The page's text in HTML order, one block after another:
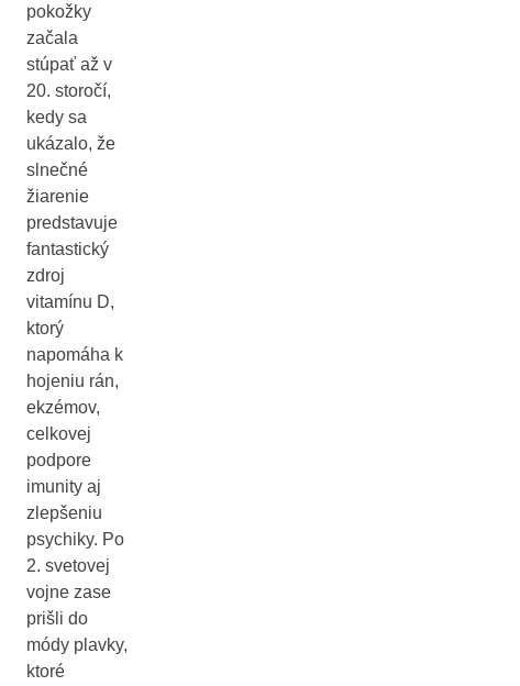
pokožky
začala
stúpať až v
20. storočí,
kedy sa
ukázalo, že
slnečné
žiarenie
predstavuje
fantastický
zdroj
vitamínu D,
ktorý
napomáha k
hojeniu rán,
ekzémov,
celkovej
podpore
imunity aj
zlepšeniu
psychiky. Po
2. svetovej
vojne zase
prišli do
módy plavky,
ktoré